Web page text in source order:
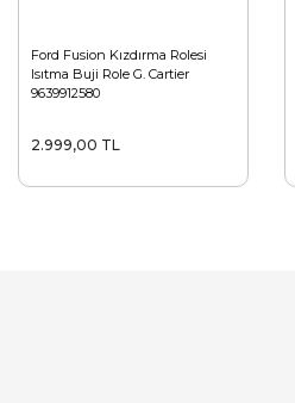
Ford Fusion Kızdırma Rolesi
Isıtma Buji Role G. Cartier
9639912580
2.999,00 TL